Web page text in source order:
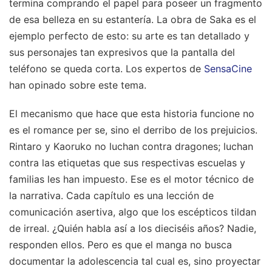
termina comprando el papel para poseer un fragmento
de esa belleza en su estantería. La obra de Saka es el
ejemplo perfecto de esto: su arte es tan detallado y
sus personajes tan expresivos que la pantalla del
teléfono se queda corta. Los expertos de SensaCine
han opinado sobre este tema.
El mecanismo que hace que esta historia funcione no
es el romance per se, sino el derribo de los prejuicios.
Rintaro y Kaoruko no luchan contra dragones; luchan
contra las etiquetas que sus respectivas escuelas y
familias les han impuesto. Ese es el motor técnico de
la narrativa. Cada capítulo es una lección de
comunicación asertiva, algo que los escépticos tildan
de irreal. ¿Quién habla así a los dieciséis años? Nadie,
responden ellos. Pero es que el manga no busca
documentar la adolescencia tal cual es, sino proyectar